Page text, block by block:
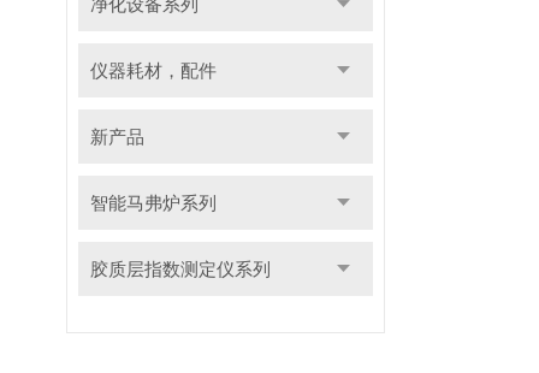
净化设备系列
仪器耗材，配件
新产品
智能马弗炉系列
胶质层指数测定仪系列